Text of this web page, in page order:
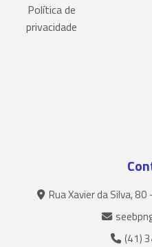
Política de
privacidade
Rua Xavier da Silva,
(41)